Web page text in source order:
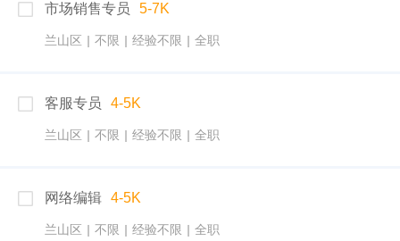
市场销售专员 5-7K
兰山区 | 不限 | 经验不限 | 全职
客服专员 4-5K
兰山区 | 不限 | 经验不限 | 全职
网络编辑 4-5K
兰山区 | 不限 | 经验不限 | 全职